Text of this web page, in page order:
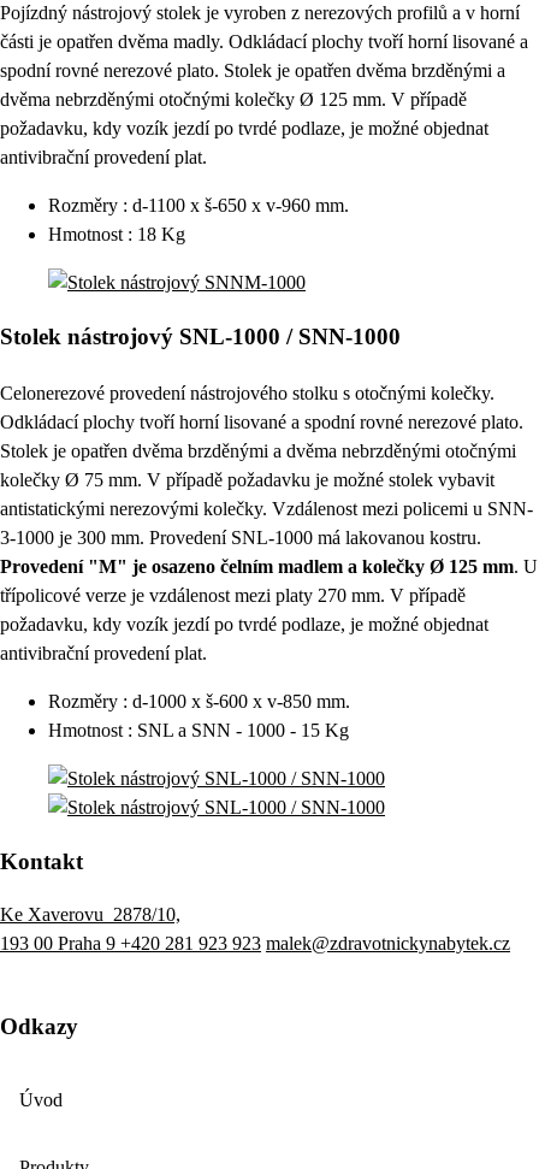
Pojízdný nástrojový stolek je vyroben z nerezových profilů a v horní
části je opatřen dvěma madly. Odkládací plochy tvoří horní lisované a
spodní rovné nerezové plato. Stolek je opatřen dvěma brzděnými a
dvěma nebrzděnými otočnými kolečky Ø 125 mm. V případě
požadavku, kdy vozík jezdí po tvrdé podlaze, je možné objednat
antivibrační provedení plat.
Rozměry : d-1100 x š-650 x v-960 mm.
Hmotnost : 18 Kg
Stolek nástrojový SNL-1000 / SNN-1000
Celonerezové provedení nástrojového stolku s otočnými kolečky.
Odkládací plochy tvoří horní lisované a spodní rovné nerezové plato.
Stolek je opatřen dvěma brzděnými a dvěma nebrzděnými otočnými
kolečky Ø 75 mm. V případě požadavku je možné stolek vybavit
antistatickými nerezovými kolečky. Vzdálenost mezi policemi u SNN-
3-1000 je 300 mm. Provedení SNL-1000 má lakovanou kostru.
Provedení "M" je osazeno čelním madlem a kolečky Ø 125 mm. U
třípolicové verze je vzdálenost mezi platy 270 mm. V případě
požadavku, kdy vozík jezdí po tvrdé podlaze, je možné objednat
antivibrační provedení plat.
Rozměry : d-1000 x š-600 x v-850 mm.
Hmotnost : SNL a SNN - 1000 - 15 Kg
Kontakt
Ke Xaverovu 2878/10,
193 00 Praha 9 +420 281 923 923 malek@zdravotnickynabytek.cz
Odkazy
Úvod